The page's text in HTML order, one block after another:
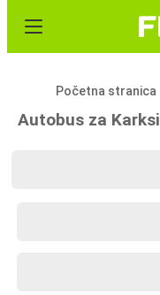
Početna stranica
Autobus za Karksi